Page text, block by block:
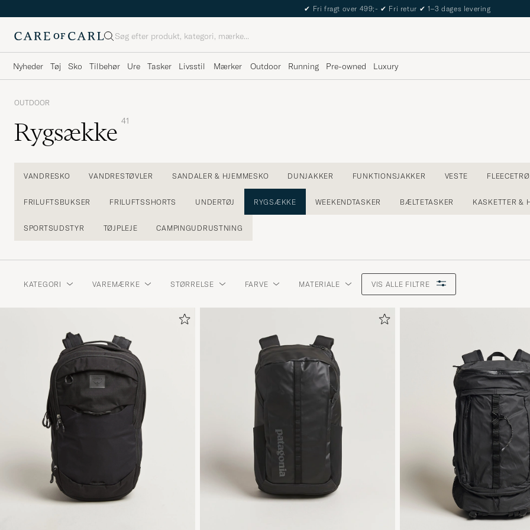
The Care of Carl Passport
Søg
Nyheder Tøj Sko Tilbehør Ure Tasker Livsstil Mærker Outdoor Running Pre-owned Luxury
OUTDOOR
Rygsække 41
VANDRESKO VANDRESTØVLER SANDALER & HJEMMESKO DUNJAKKER FUNKTIONSJAKKER VESTE
FRILUFTSBUKSER FRILUFTSSHORTS UNDERTØJ RYGSÆKKE WEEKENDTASKER BÆLTETASKER KASKETTER &
SPORTSUDSTYR TØJPLEJE CAMPINGUDRUSTNING
KATEGORI VAREMÆRKE STØRRELSE FARVE MATERIALE VIS ALLE FILTRE